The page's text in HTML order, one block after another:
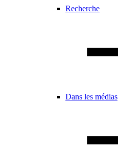
Recherche
Dans les médias